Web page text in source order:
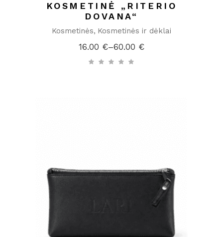
KOSMETINĖ „RITERIO
DOVANA“
Kosmetinės Kosmetinės ir dėklai
16.00 €–60.00 €
Price
range:
16.00 €